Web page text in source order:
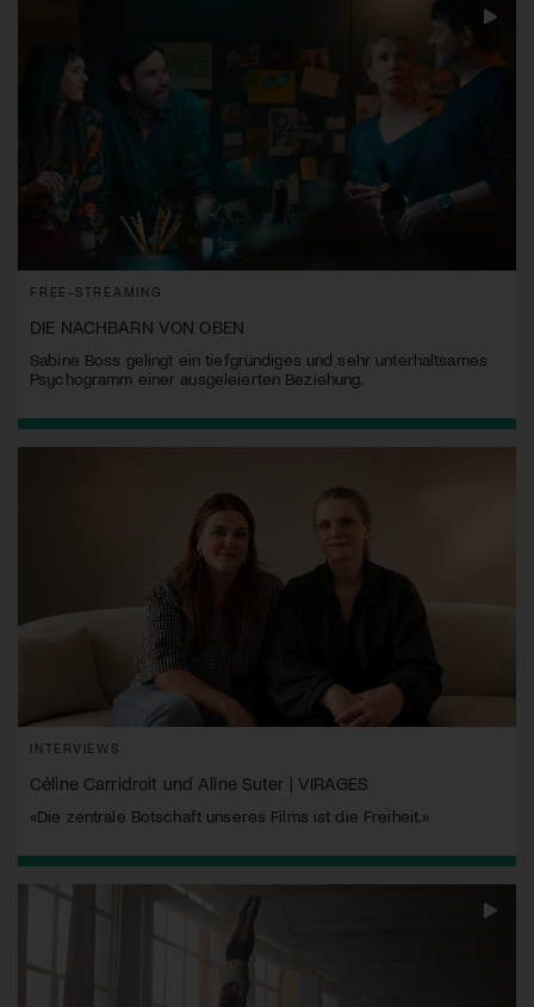
FREE-STREAMING
DIE NACHBARN VON OBEN
Sabine Boss gelingt ein tiefgründiges und sehr unterhaltsames
Psychogramm einer ausgeleierten Beziehung.
INTERVIEWS
Céline Carridroit und Aline Suter | VIRAGES
«Die zentrale Botschaft unseres Films ist die Freiheit.»